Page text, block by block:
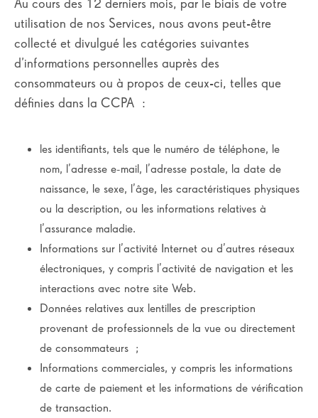
Au cours des 12 derniers mois, par le biais de votre
utilisation de nos Services, nous avons peut-être
collecté et divulgué les catégories suivantes
d’informations personnelles auprès des
consommateurs ou à propos de ceux-ci, telles que
définies dans la CCPA :
les identifiants, tels que le numéro de téléphone, le
nom, l’adresse e-mail, l’adresse postale, la date de
naissance, le sexe, l’âge, les caractéristiques physiques
ou la description, ou les informations relatives à
l’assurance maladie.
Informations sur l’activité Internet ou d’autres réseaux
électroniques, y compris l’activité de navigation et les
interactions avec notre site Web.
Données relatives aux lentilles de prescription
provenant de professionnels de la vue ou directement
de consommateurs ;
Informations commerciales, y compris les informations
de carte de paiement et les informations de vérification
de transaction.